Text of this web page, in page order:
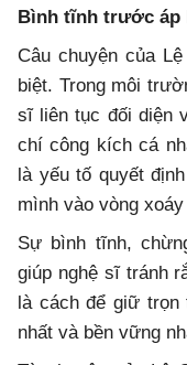
Bình tĩnh trước áp
Câu chuyện của
biệt. Trong môi
sĩ liên tục đối diện
chí công kích cá
là yếu tố quyết
mình vào vòng
Sự bình tĩnh,
giúp nghệ sĩ tránh
là cách để giữ
nhất và bền vững